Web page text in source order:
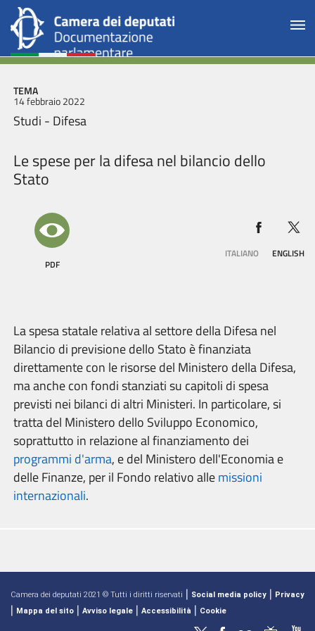
TEMA
14 febbraio 2022
Studi - Difesa
Le spese per la difesa nel bilancio dello
Stato
PDF
ITALIANO ENGLISH
La spesa statale relativa al settore della Difesa nel
Bilancio di previsione dello Stato è finanziata
direttamente con le risorse del Ministero della Difesa,
ma anche con fondi stanziati su capitoli di spesa
previsti nei bilanci di altri Ministeri. In particolare, si
tratta del Ministero dello Sviluppo Economico,
soprattutto in relazione al finanziamento dei
programmi d'arma, e del Ministero dell'Economia e
delle Finanze, per il Fondo relativo allemissioni
internazionali.
Camera dei deputati 2021 © Tutti i diritti riservati | Social media policy | Privacy
| Mappa del sito | Avviso legale | Accessibilità | Cookie